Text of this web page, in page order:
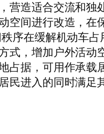
营造适合交流和独
空间进行改造，在
序在缓解机动车
式，增加户外活动
占据，可用作承
民进入的同时满